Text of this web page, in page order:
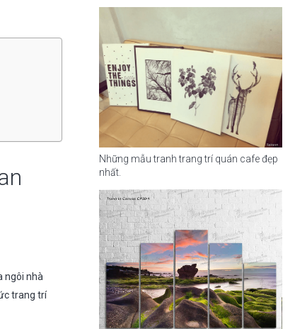
ngôi nhà
trang trí
Những mẫu tranh trang trí quán cafe đẹp
nhất.